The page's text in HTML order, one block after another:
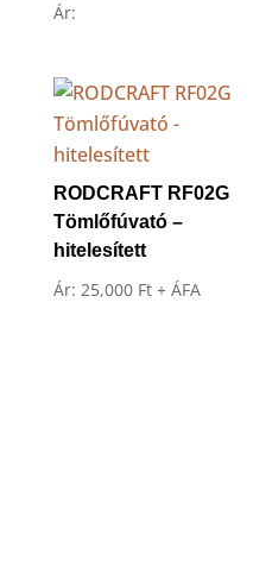
Ár:
RODCRAFT RF02G
Tömlőfúvató –
hitelesített
Ár: 25,000 Ft + ÁFA